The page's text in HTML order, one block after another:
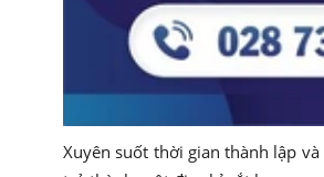
Xuyên suốt thời gian thành lập